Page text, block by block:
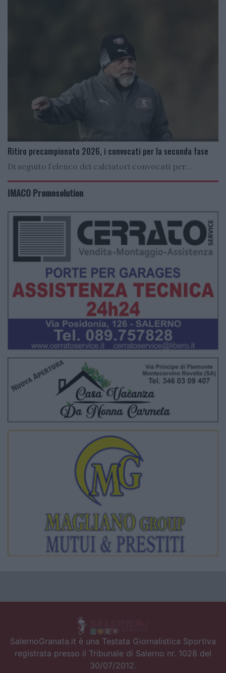
Ritiro precampionato 2026, i convocati per la seconda fase
Di seguito l’elenco dei calciatori convocati per...
IMACO Promosolution
SalernoGranata.it è una Testata Giornalistica Sportiva
registrata presso il Tribunale di Salerno nr. 1028 del
30/07/2012.